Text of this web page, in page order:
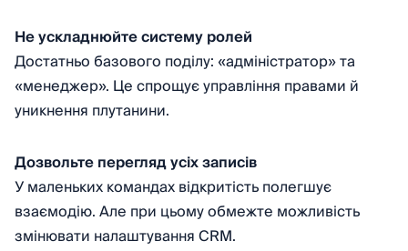
Не ускладнюйте систему ролей
Достатньо базового поділу: «адміністратор» та
«менеджер». Це спрощує управління правами й
уникнення плутанини.
Дозвольте перегляд усіх записів
У маленьких командах відкритість полегшує
взаємодію. Але при цьому обмежте можливість
змінювати налаштування CRM.